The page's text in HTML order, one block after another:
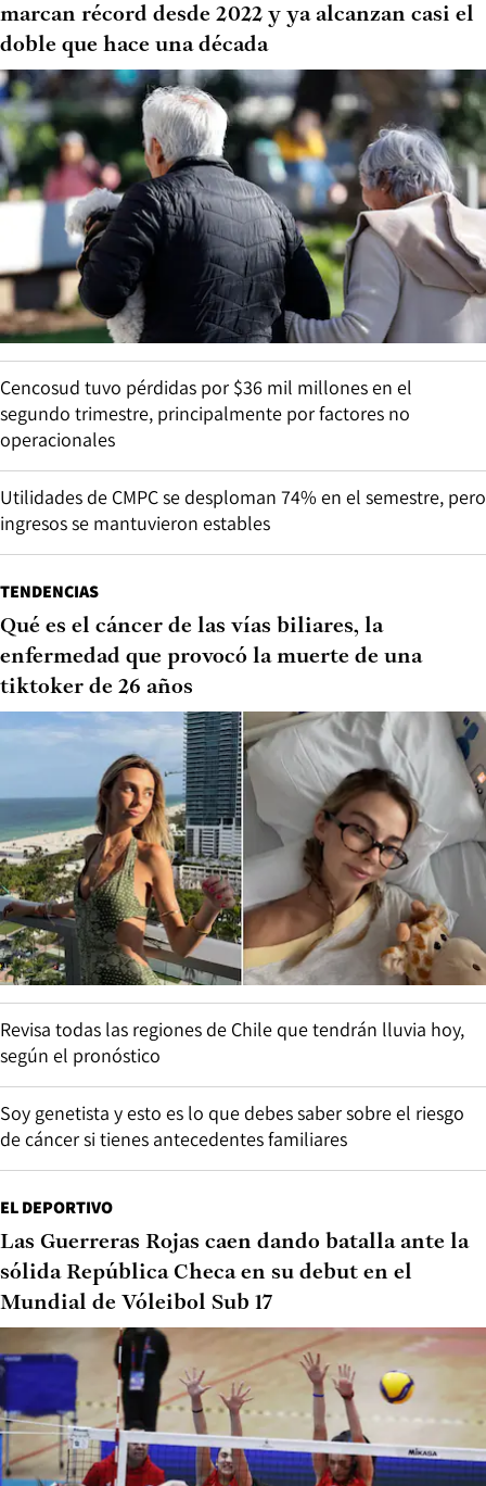
marcan récord desde 2022 y ya alcanzan casi el
doble que hace una década
Cencosud tuvo pérdidas por $36 mil millones en el
segundo trimestre, principalmente por factores no
operacionales
Utilidades de CMPC se desploman 74% en el semestre, pero
ingresos se mantuvieron estables
TENDENCIAS
Qué es el cáncer de las vías biliares, la
enfermedad que provocó la muerte de una
tiktoker de 26 años
Revisa todas las regiones de Chile que tendrán lluvia hoy,
según el pronóstico
Soy genetista y esto es lo que debes saber sobre el riesgo
de cáncer si tienes antecedentes familiares
EL DEPORTIVO
Las Guerreras Rojas caen dando batalla ante la
sólida República Checa en su debut en el
Mundial de Vóleibol Sub 17